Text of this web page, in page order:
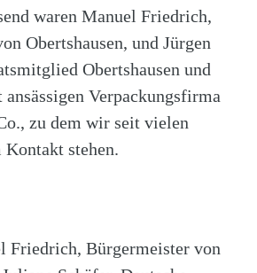
waren Manuel Friedrich,
Obertshausen, und Jürgen
Obertshausen und
Verpackungsfirma
zu dem wir seit vielen
Kontakt stehen.
Friedrich, Bürgermeister von